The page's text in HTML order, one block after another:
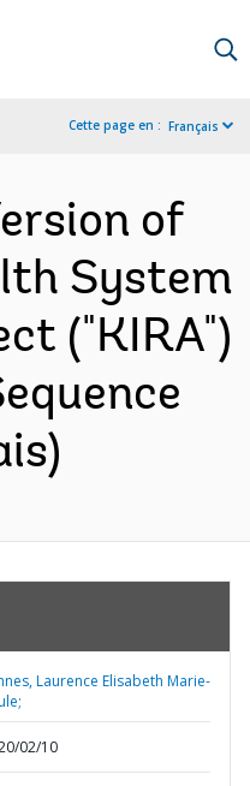
Cette page en : Français
of
System
("KIRA")
Laurence Elisabeth Marie-
02/10